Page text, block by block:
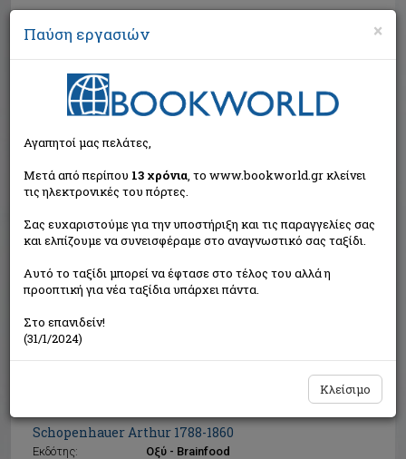
Αναζήτηση
Schopenhauer Arthur 1788-1860
Εκδότης:
Οξύ - Brainfood
Η τιμή μας:
Δεν υπάρχει δυνατότητα παραγγελίας
×
Παύση εργασιών
Αγαπητοί μας πελάτες,
Μετά από περίπου 13 χρόνια, το www.bookworld.gr κλείνει
τις ηλεκτρονικές του πόρτες.
Σας ευχαριστούμε για την υποστήριξη και τις παραγγελίες σας
και ελπίζουμε να συνεισφέραμε στο αναγνωστικό σας ταξίδι.
Αυτό το ταξίδι μπορεί να έφτασε στο τέλος του αλλά η
προοπτική για νέα ταξίδια υπάρχει πάντα.
Στο επανιδείν!
(31/1/2024)
Κλείσιμο